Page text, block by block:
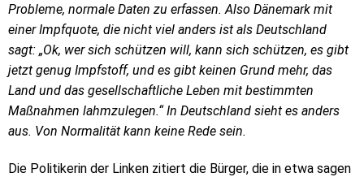
Probleme, normale Daten zu erfassen. Also Dänemark mit
einer Impfquote, die nicht viel anders ist als Deutschland
sagt: „Ok, wer sich schützen will, kann sich schützen, es gibt
jetzt genug Impfstoff, und es gibt keinen Grund mehr, das
Land und das gesellschaftliche Leben mit bestimmten
Maßnahmen lahmzulegen.“ In Deutschland sieht es anders
aus. Von Normalität kann keine Rede sein.
Die Politikerin der Linken zitiert die Bürger, die in etwa sagen